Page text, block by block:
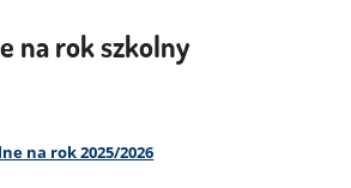
na rok szkolny
na rok 2025/2026